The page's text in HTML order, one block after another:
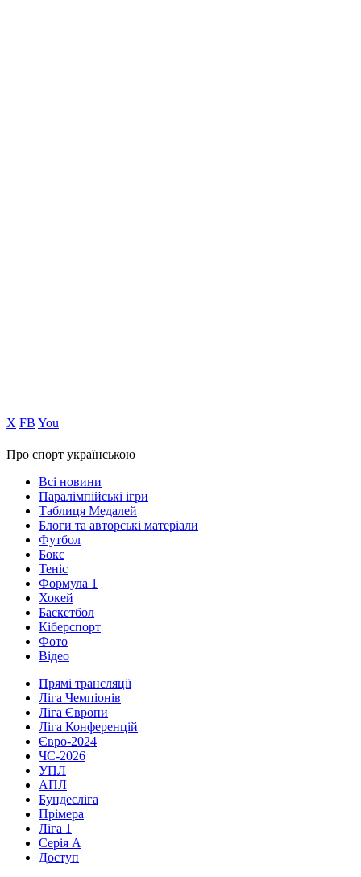
Х FB You
Про спорт українською
Всі новини
Паралімпійські ігри
Таблиця Медалей
Блоги та авторські матеріали
Футбол
Бокс
Теніс
Формула 1
Хокей
Баскетбол
Кіберспорт
Фото
Відео
Прямі трансляції
Ліга Чемпіонів
Ліга Європи
Ліга Конференцій
Євро-2024
ЧС-2026
УПЛ
АПЛ
Бундесліга
Прімера
Ліга 1
Серія А
Доступ